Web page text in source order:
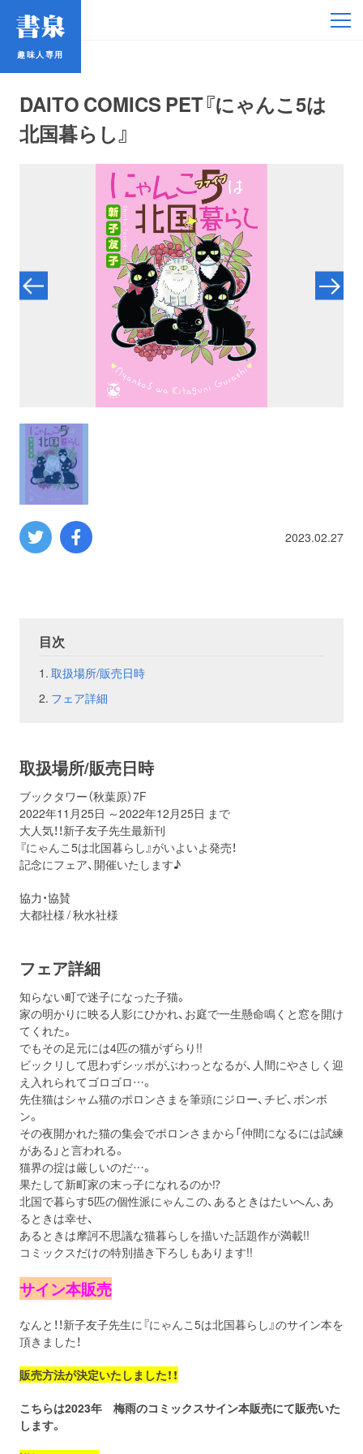
趣味人専用
DAITO COMICS PET『にゃんこ5は
北国暮らし』
2023.02.27
目次
取扱場所/販売日時
フェア詳細
取扱場所/販売日時
ブックタワー（秋葉原）7F
2022年11月25日 ～2022年12月25日 まで
大人気！！新子友子先生最新刊
『にゃんこ5は北国暮らし』がいよいよ発売！
記念にフェア、開催いたします♪
協力・協賛
大都社様 / 秋水社様
フェア詳細
知らない町で迷子になった子猫。
家の明かりに映る人影にひかれ、お庭で一生懸命鳴くと窓を開け
てくれた。
でもその足元には4匹の猫がずらり!!
ビックリして思わずシッポがぶわっとなるが、人間にやさしく迎
え入れられてゴロゴロ…。
先住猫はシャム猫のポロンさまを筆頭にジロー、チビ、ボンボ
ン。
その夜開かれた猫の集会でポロンさまから「仲間になるには試練
がある」と言われる。
猫界の掟は厳しいのだ…。
果たして新町家の末っ子になれるのか⁉
北国で暮らす5匹の個性派にゃんこの、あるときはたいへん、あ
るときは幸せ、
あるときは摩訶不思議な猫暮らしを描いた話題作が満載!!
コミックスだけの特別描き下ろしもあります!!
サイン本販売
なんと！！新子友子先生に『にゃんこ5は北国暮らし』のサイン本を
頂きました！
販売方法が決定いたしました！！
こちらは2023年 梅雨のコミックスサイン本販売にて販売いた
します。
趣味人専用
鉄道・バス
コミック・ラノベ
数学
コンピューター
ミリタリー
フェア
お問い合わせ